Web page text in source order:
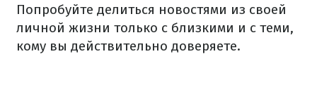
Попробуйте делиться новостями из своей
личной жизни только с близкими и с теми,
кому вы действительно доверяете.